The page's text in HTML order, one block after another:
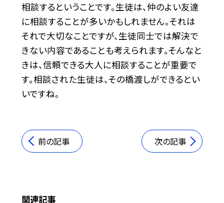
相談するということです。生徒は、仲のよい友達
に相談することが多いかもしれません。それは
それで大切なことですが、生徒同士では解決で
きない内容であることも考えられます。そんなと
きは、信頼できる大人に相談することが重要で
す。相談された生徒は、その橋渡しができるとい
いですね。
前の記事 次の記事
関連記事